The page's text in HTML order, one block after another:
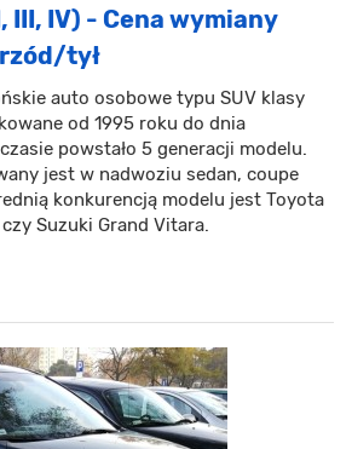
III, IV) - Cena wymiany
tył
auto osobowe typu SUV klasy
od 1995 roku do dnia
powstało 5 generacji modelu.
jest w nadwoziu sedan, coupe
konkurencją modelu jest Toyota
Suzuki Grand Vitara.